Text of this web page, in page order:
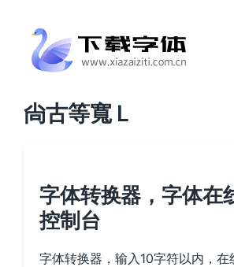
尙古等寬 L
字体转换器，字体在
控制台
字体转换器，输入10字符以内，在